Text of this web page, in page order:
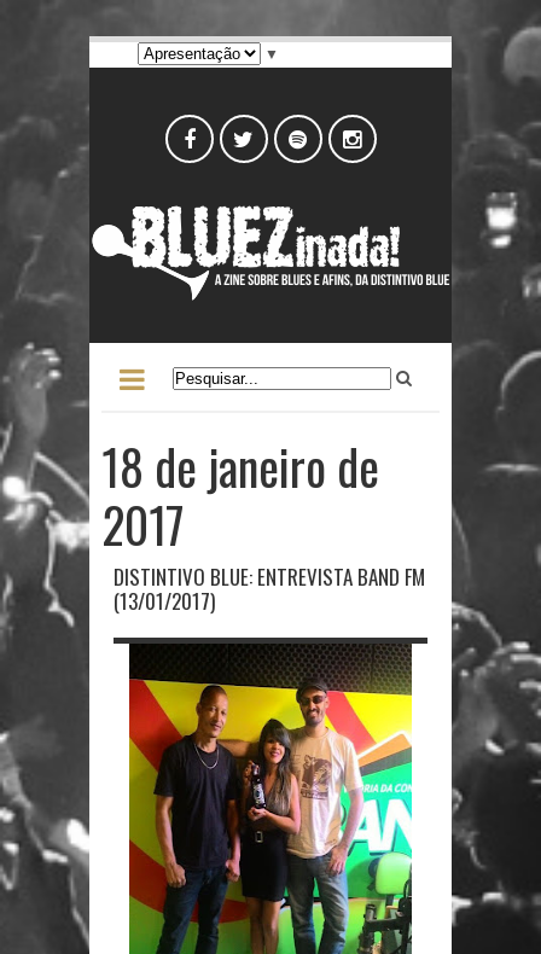
▼
18 de janeiro de
2017
DISTINTIVO BLUE: ENTREVISTA BAND FM
(13/01/2017)